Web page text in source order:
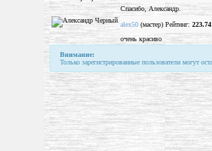
Спасибо, Александр.
alex50 (мастер) Рейтинг: 223.74
очень красиво
Внимание:
Только зарегистрированные пользователи могут